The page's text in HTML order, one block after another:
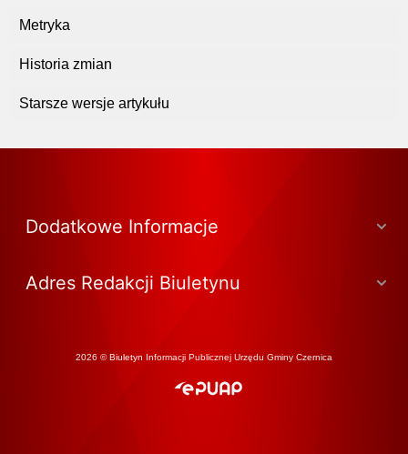
Metryka
Historia zmian
Starsze wersje artykułu
Dodatkowe Informacje
Adres Redakcji Biuletynu
2026 © Biuletyn Informacji Publicznej Urzędu Gminy Czernica